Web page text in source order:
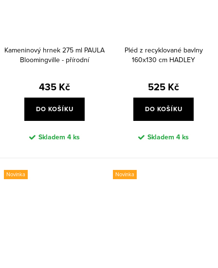
Kameninový hrnek 275 ml PAULA
Bloomingville - přírodní
435 Kč
DO KOŠÍKU
Skladem 4 ks
Pléd z recyklované bavlny
160x130 cm HADLEY
525 Kč
DO KOŠÍKU
Skladem 4 ks
Novinka Novinka